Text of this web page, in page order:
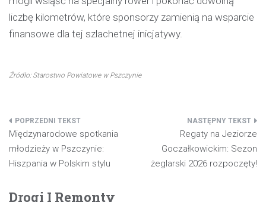
liczbę kilometrów, które sponsorzy zamienią na wsparcie
finansowe dla tej szlachetnej inicjatywy.
Źródło: Starostwo Powiatowe w Pszczynie
Nawigacja
wpisu
Międzynarodowe spotkania
młodzieży w Pszczynie:
Hiszpania w Polskim stylu
Regaty na Jeziorze
Goczałkowickim: Sezon
żeglarski 2026 rozpoczęty!
Drogi I Remonty